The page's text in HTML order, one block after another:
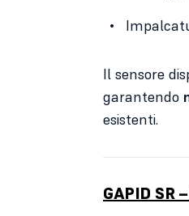
Il sensore
garantendo
esistenti.
GAPID SR